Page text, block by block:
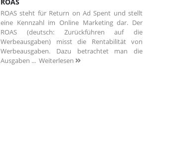
ROAS steht für Return on Ad Spent und stellt
eine Kennzahl im Online Marketing dar. Der
ROAS (deutsch: Zurückführen auf die
Werbeausgaben) misst die Rentabilität von
Werbeausgaben. Dazu betrachtet man die
Ausgaben ... Weiterlesen